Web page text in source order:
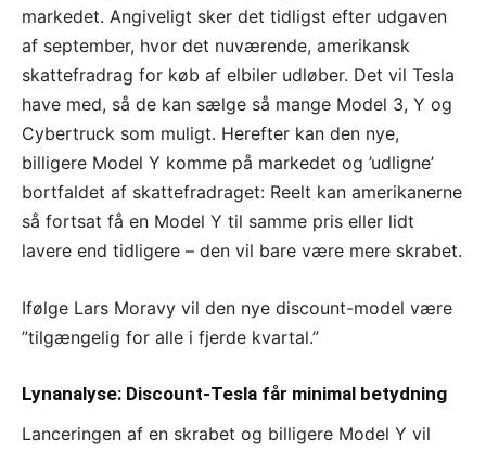
markedet. Angiveligt sker det tidligst efter udgaven
af september, hvor det nuværende, amerikansk
skattefradrag for køb af elbiler udløber. Det vil Tesla
have med, så de kan sælge så mange Model 3, Y og
Cybertruck som muligt. Herefter kan den nye,
billigere Model Y komme på markedet og ’udligne’
bortfaldet af skattefradraget: Reelt kan amerikanerne
så fortsat få en Model Y til samme pris eller lidt
lavere end tidligere – den vil bare være mere skrabet.
Ifølge Lars Moravy vil den nye discount-model være
”tilgængelig for alle i fjerde kvartal.”
Lynanalyse: Discount-Tesla får minimal betydning
Lanceringen af en skrabet og billigere Model Y vil